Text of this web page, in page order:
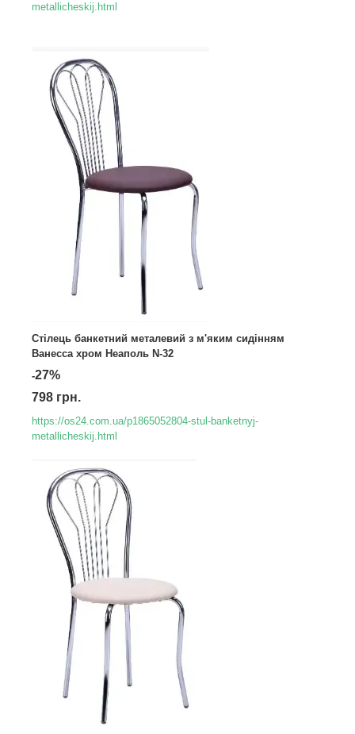
metallicheskij.html
Стілець банкетний металевий з м'яким сидінням
Ванесса хром Неаполь N-32
-27%
798 грн.
https://os24.com.ua/p1865052804-stul-banketnyj-
metallicheskij.html